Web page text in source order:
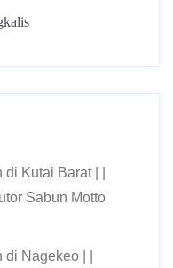
Kutai Barat | |
Sabun Motto
Nagekeo | |